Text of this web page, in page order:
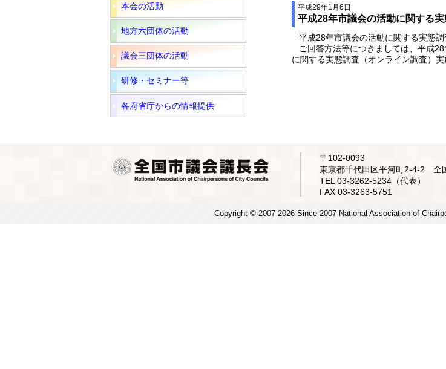
本会の活動
地方六団体の活動
議会三団体の活動
研修・セミナー等
各府省庁からの情報提供
平成29年1月6日
平成28年市議会の活動に関する
平成28年市議会の活動に関する実態調
ご回答方法等につきましては、平成
に関する実態調査（オンライン調査）
〒102-0093
東京都千代田区平河町2-4-2 全
TEL 03-3262-5234（代表）
FAX 03-3263-5751
Copyright © 2007-2026 Since 2007 National Association of